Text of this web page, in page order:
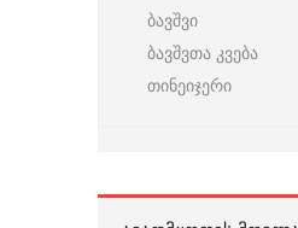
ბავშვი
ბავშვთა კვება
თინეიჯერი